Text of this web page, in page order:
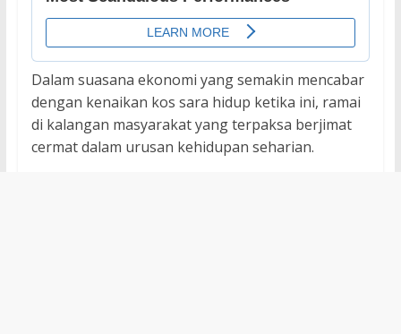
Dalam suasana ekonomi yang semakin mencabar
dengan kenaikan kos sara hidup ketika ini, ramai
di kalangan masyarakat yang terpaksa berjimat
cermat dalam urusan kehidupan seharian.